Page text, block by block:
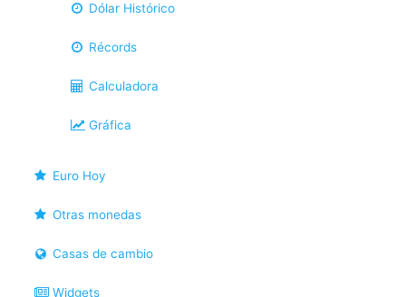
Dólar Histórico
Récords
Calculadora
Gráfica
Euro Hoy
Otras monedas
Casas de cambio
Widgets